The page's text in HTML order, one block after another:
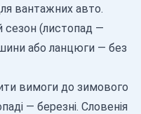
вантажних авто.
сезон (листопад —
або ланцюги — без
вимоги до зимового
— березні. Словенія